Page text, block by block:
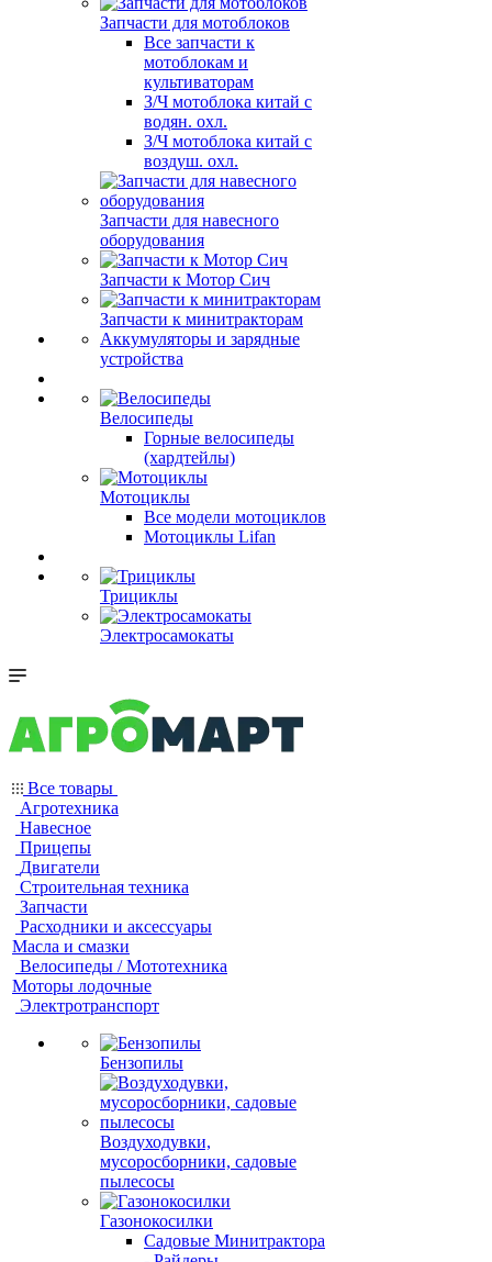
Запчасти для мотоблоков
Все запчасти к
мотоблокам и
культиваторам
З/Ч мотоблока китай с
водян. охл.
З/Ч мотоблока китай с
воздуш. охл.
Запчасти для навесного
оборудования
Запчасти к Мотор Сич
Запчасти к минитракторам
Аккумуляторы и зарядные
устройства
Велосипеды
Горные велосипеды
(хардтейлы)
Мотоциклы
Все модели мотоциклов
Мотоциклы Lifan
Трициклы
Электросамокаты
Все товары
Агротехника
Навесное
Прицепы
Двигатели
Строительная техника
Запчасти
Расходники и аксессуары
Масла и смазки
Велосипеды / Мототехника
Моторы лодочные
Электротранспорт
Бензопилы
Воздуходувки,
мусоросборники, cадовые
пылесосы
Газонокосилки
Садовые Минитрактора